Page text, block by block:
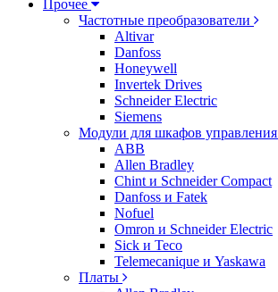
Прочее
Частотные преобразователи
Altivar
Danfoss
Honeywell
Invertek Drives
Schneider Electric
Siemens
Модули для шкафов управления
ABB
Allen Bradley
Chint и Schneider Compact
Danfoss и Fatek
Nofuel
Omron и Schneider Electric
Sick и Teco
Telemecanique и Yaskawa
Платы